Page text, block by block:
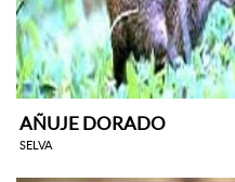
AÑUJE DORADO
SELVA